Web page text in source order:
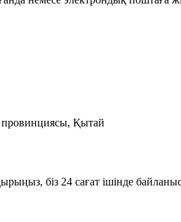
Қытай
біз 24 сағат ішінде